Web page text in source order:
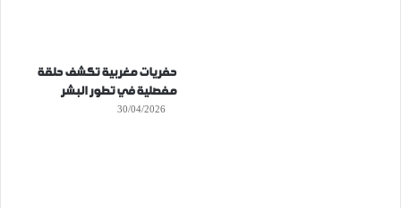
حفريات مغربية تكشف حلقة
مفصلية في تطور البشر
30/04/2026